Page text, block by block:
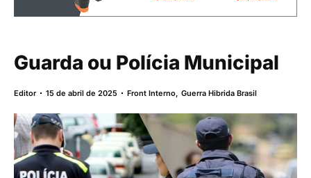
Guarda ou Polícia Municipal
Editor 15 de abril de 2025 Front Interno,Guerra Hibrida Brasil